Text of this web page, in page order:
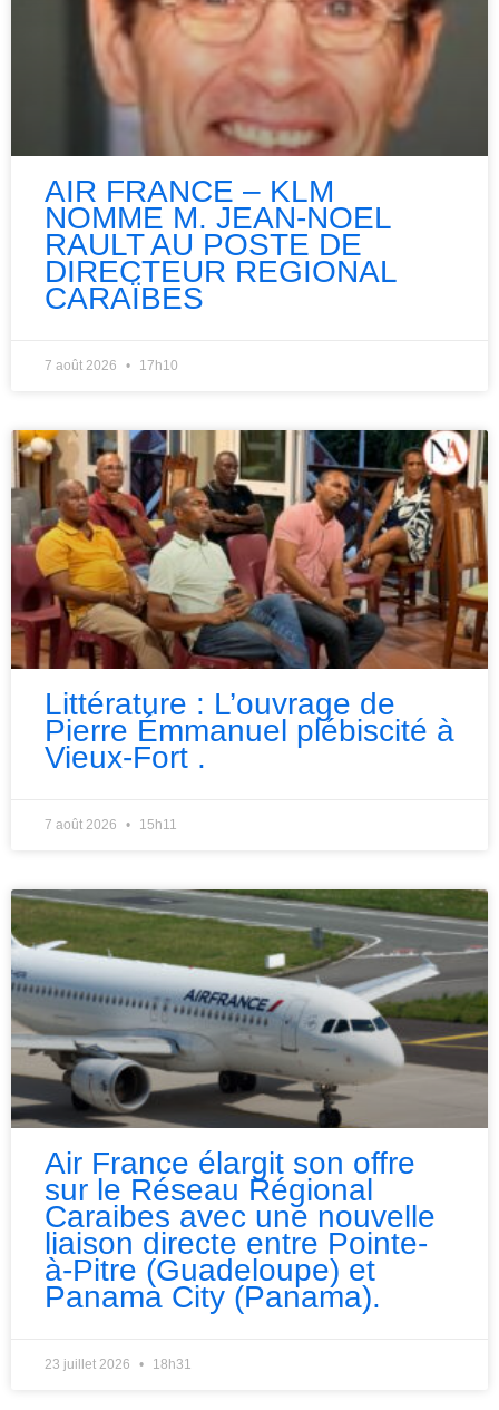
AIR FRANCE – KLM
NOMME M. JEAN-NOEL
RAULT AU POSTE DE
DIRECTEUR REGIONAL
CARAÏBES
7 août 2026 17h10
Littérature : L’ouvrage de
Pierre Émmanuel plébiscité à
Vieux-Fort .
7 août 2026 15h11
Air France élargit son offre
sur le Réseau Régional
Caraibes avec une nouvelle
liaison directe entre Pointe-
à-Pitre (Guadeloupe) et
Panama City (Panama).
23 juillet 2026 18h31